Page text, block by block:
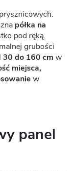
półka na
pod ręką.
grubości
30 do 160 cm w
miejsca,
w
panel